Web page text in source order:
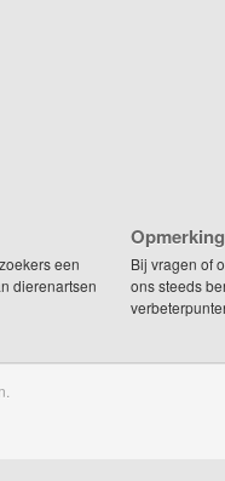
een
dierenartsen
Bij vragen of
ons steeds